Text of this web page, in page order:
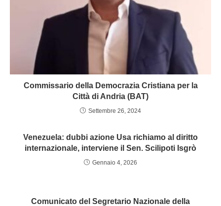
Commissario della Democrazia Cristiana per la
Città di Andria (BAT)
Settembre 26, 2024
Venezuela: dubbi azione Usa richiamo al diritto
internazionale, interviene il Sen. Scilipoti Isgrò
Gennaio 4, 2026
Comunicato del Segretario Nazionale della